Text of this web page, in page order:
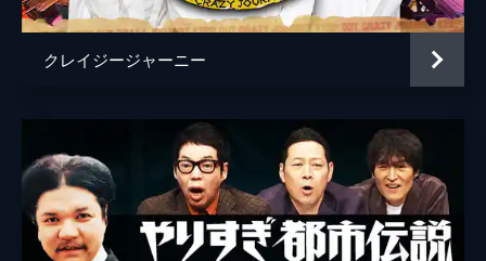
クレイジージャーニー